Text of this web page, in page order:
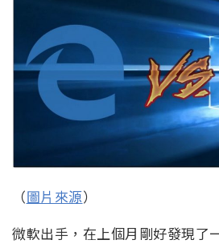
（圖片來源）
微軟出手，在上個月剛好發現了